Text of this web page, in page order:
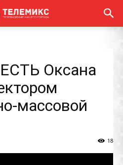
Оксана
массовой
18